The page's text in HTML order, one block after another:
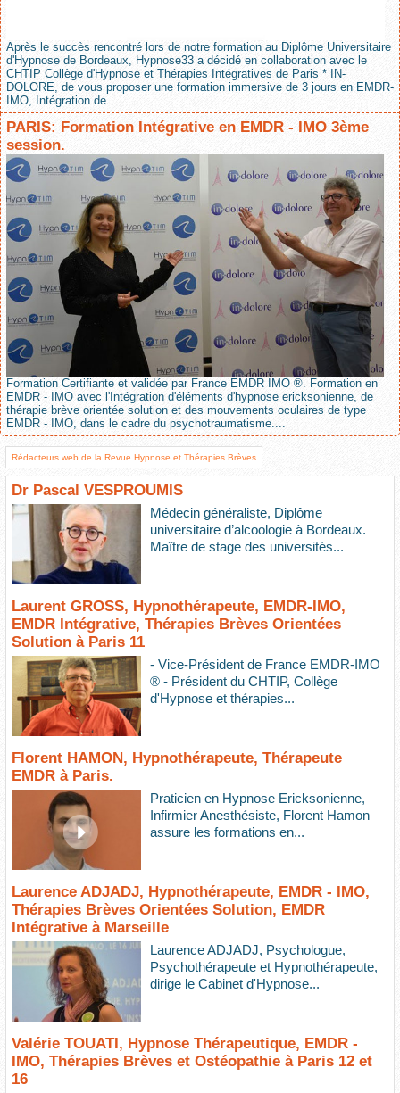
Après le succès rencontré lors de notre formation au Diplôme Universitaire
d'Hypnose de Bordeaux, Hypnose33 a décidé en collaboration avec le
CHTIP Collège d'Hypnose et Thérapies Intégratives de Paris * IN-
DOLORE, de vous proposer une formation immersive de 3 jours en EMDR-
IMO, Intégration de...
PARIS: Formation Intégrative en EMDR - IMO 3ème
session.
Formation Certifiante et validée par France EMDR IMO ®. Formation en
EMDR - IMO avec l'Intégration d'éléments d'hypnose ericksonienne, de
thérapie brève orientée solution et des mouvements oculaires de type
EMDR - IMO, dans le cadre du psychotraumatisme....
Rédacteurs web de la Revue Hypnose et Thérapies Brèves
Dr Pascal VESPROUMIS
Médecin généraliste, Diplôme
universitaire d’alcoologie à Bordeaux.
Maître de stage des universités...
Laurent GROSS, Hypnothérapeute, EMDR-IMO,
EMDR Intégrative, Thérapies Brèves Orientées
Solution à Paris 11
- Vice-Président de France EMDR-IMO
® - Président du CHTIP, Collège
d'Hypnose et thérapies...
Florent HAMON, Hypnothérapeute, Thérapeute
EMDR à Paris.
Praticien en Hypnose Ericksonienne,
Infirmier Anesthésiste, Florent Hamon
assure les formations en...
Laurence ADJADJ, Hypnothérapeute, EMDR - IMO,
Thérapies Brèves Orientées Solution, EMDR
Intégrative à Marseille
Laurence ADJADJ, Psychologue,
Psychothérapeute et Hypnothérapeute,
dirige le Cabinet d'Hypnose...
Valérie TOUATI, Hypnose Thérapeutique, EMDR -
IMO, Thérapies Brèves et Ostéopathie à Paris 12 et
16